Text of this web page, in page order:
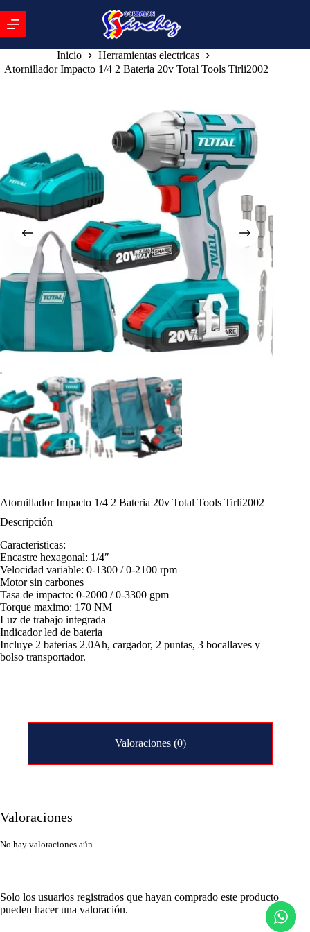
Inicio
Herramientas electricas
Atornillador Impacto 1/4 2 Bateria 20v Total Tools Tirli2002
Atornillador Impacto 1/4 2 Bateria 20v Total Tools Tirli2002
Descripción
Caracteristicas:
Encastre hexagonal: 1/4″
Velocidad variable: 0-1300 / 0-2100 rpm
Motor sin carbones
Tasa de impacto: 0-2000 / 0-3300 gpm
Torque maximo: 170 NM
Luz de trabajo integrada
Indicador led de bateria
Incluye 2 baterias 2.0Ah, cargador, 2 puntas, 3 bocallaves y
bolso transportador.
Valoraciones (0)
Valoraciones
No hay valoraciones aún.
Solo los usuarios registrados que hayan comprado este producto
pueden hacer una valoración.